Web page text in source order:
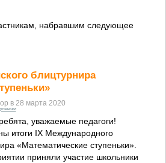
набравшим следующее
блицтурнира
в 28 марта 2020
уважаемые педагоги!
итоги IX Международного
«Математические ступеньки».
приняли участие школьники